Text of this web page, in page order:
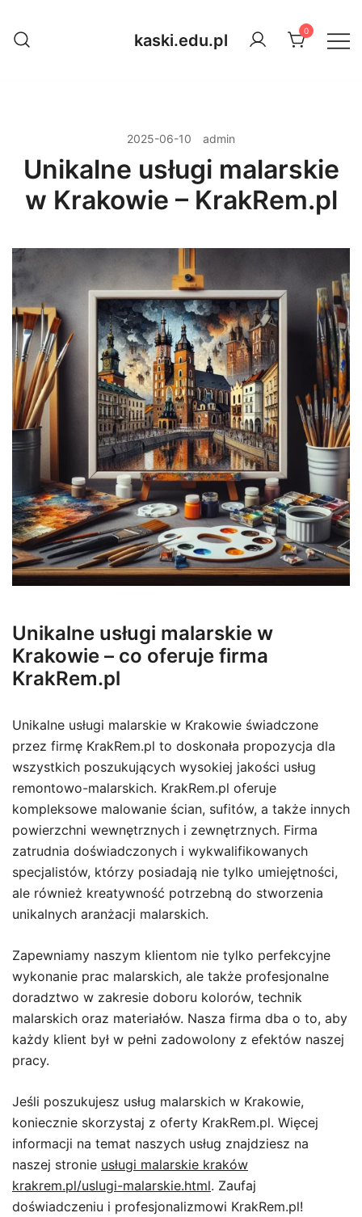
do
treści
kaski.edu.pl 0
2025-06-10 admin
Unikalne usługi malarskie
w Krakowie – KrakRem.pl
Unikalne usługi malarskie w
Krakowie – co oferuje firma
KrakRem.pl
Unikalne usługi malarskie w Krakowie świadczone
przez firmę KrakRem.pl to doskonała propozycja dla
wszystkich poszukujących wysokiej jakości usług
remontowo-malarskich. KrakRem.pl oferuje
kompleksowe malowanie ścian, sufitów, a także innych
powierzchni wewnętrznych i zewnętrznych. Firma
zatrudnia doświadczonych i wykwalifikowanych
specjalistów, którzy posiadają nie tylko umiejętności,
ale również kreatywność potrzebną do stworzenia
unikalnych aranżacji malarskich.
Zapewniamy naszym klientom nie tylko perfekcyjne
wykonanie prac malarskich, ale także profesjonalne
doradztwo w zakresie doboru kolorów, technik
malarskich oraz materiałów. Nasza firma dba o to, aby
każdy klient był w pełni zadowolony z efektów naszej
pracy.
Jeśli poszukujesz usług malarskich w Krakowie,
koniecznie skorzystaj z oferty KrakRem.pl. Więcej
informacji na temat naszych usług znajdziesz na
naszej stronie usługi malarskie kraków
krakrem.pl/uslugi-malarskie.html. Zaufaj
doświadczeniu i profesjonalizmowi KrakRem.pl!